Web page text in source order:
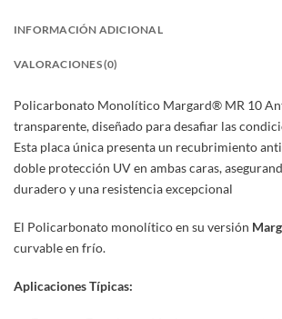
INFORMACIÓN ADICIONAL
VALORACIONES (0)
Policarbonato Monolítico Margard® MR 10
transparente, diseñado para desafiar las
Esta placa única presenta un recubrimiento
doble protección UV en ambas caras,
duradero y una resistencia excepcional
El Policarbonato monolítico en su versión
curvable en frío.
Aplicaciones Típicas: